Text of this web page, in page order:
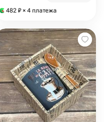
482 ₽ × 4 платежа